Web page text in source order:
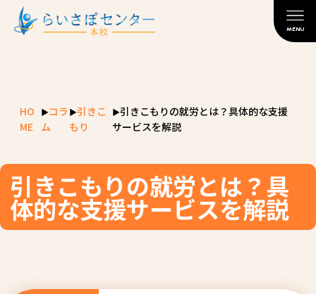
MENU
HO
ME
コラ
ム
引きこ
もり
引きこもりの就労とは？具体的な支援
サービスを解説
引きこもりの就労とは？具
体的な支援サービスを解説